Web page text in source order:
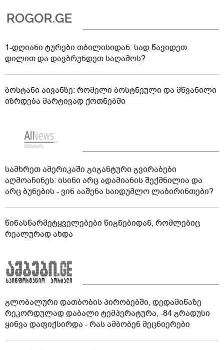
1-დღიანი ტურები თბილისიდან: სად წავიდეთ
დილით და დავბრუნდეთ საღამოს?
ბოსტანი აივანზე: რომელი ბოსტნეული და მწვანილი
იზრდება მარტივად ქოთნებში
სამხრეთ ამერიკაში გიგანტური გვირაბები
აღმოაჩინეს: ისინი არც ადამიანის შექმნილია და
არც ბუნების - ვინ ააშენა საიდუმლო ლაბირინთები?
წინასწარმეტყველებები წიგნებიდან, რომლებიც
რეალურად ახდა
გლობალური დათბობის პირობებში, დედამიწაზე
რეკორდულად დაბალი ტემპერატურა, -84 გრადუსი
ყინვა დაფიქსირდა - რას ამბობენ მეცნიერები